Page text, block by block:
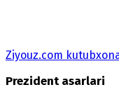
Ziyouz.com
Prezident asarlari